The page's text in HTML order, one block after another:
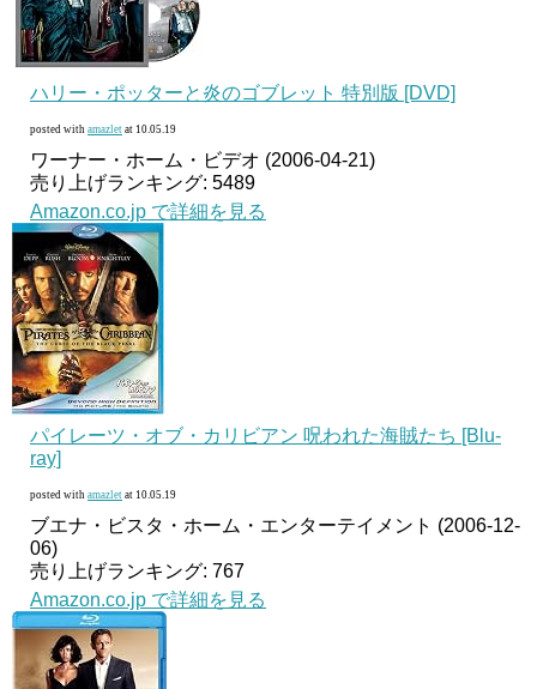
ハリー・ポッターと炎のゴブレット 特別版 [DVD]
posted with amazlet at 10.05.19
ワーナー・ホーム・ビデオ (2006-04-21)
売り上げランキング: 5489
Amazon.co.jp で詳細を見る
パイレーツ・オブ・カリビアン 呪われた海賊たち [Blu-
ray]
posted with amazlet at 10.05.19
ブエナ・ビスタ・ホーム・エンターテイメント (2006-12-
06)
売り上げランキング: 767
Amazon.co.jp で詳細を見る